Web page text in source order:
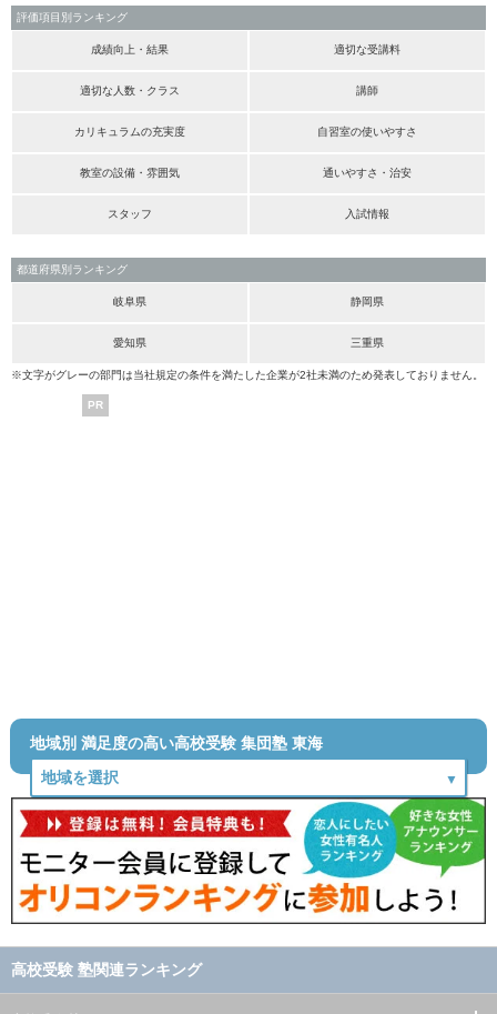
評価項目別ランキング
成績向上・結果 適切な受講料
適切な人数・クラス 講師
カリキュラムの充実度 自習室の使いやすさ
教室の設備・雰囲気 通いやすさ・治安
スタッフ 入試情報
都道府県別ランキング
岐阜県 静岡県
愛知県 三重県
※文字がグレーの部門は当社規定の条件を満たした企業が2社未満のため発表しておりません。
PR
地域別 満足度の高い高校受験 集団塾 東海
高校受験 塾関連ランキング